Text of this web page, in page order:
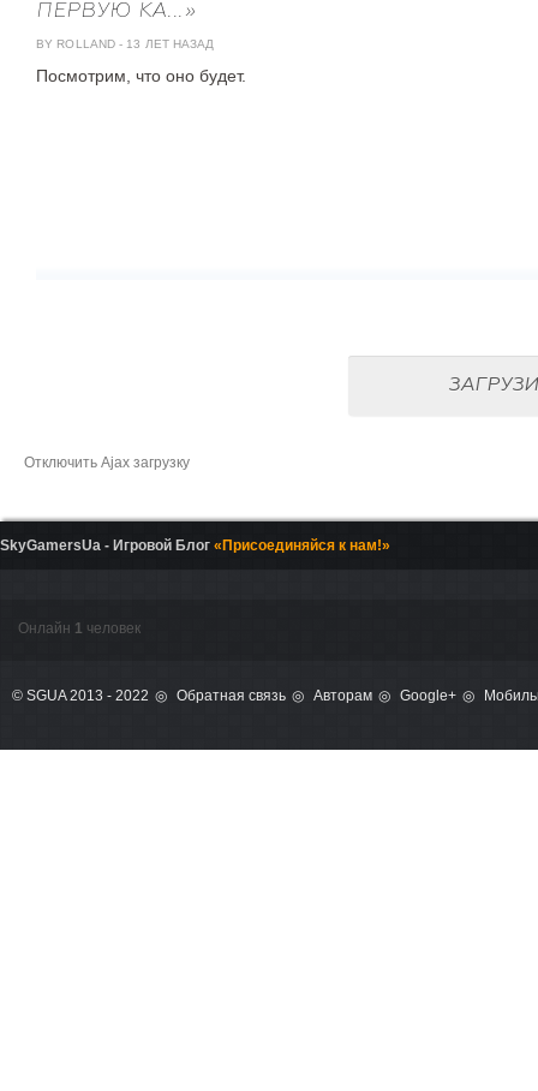
ПЕРВУЮ КА...»
BY ROLLAND - 13 ЛЕТ НАЗАД
Посмотрим, что оно будет.
Отключить Ajax загрузку
SkyGamersUa - Игровой Блог «Присоединяйся к нам!»
Онлайн 1 человек
© SGUA 2013 - 2022 Обратная связь Авторам Google+